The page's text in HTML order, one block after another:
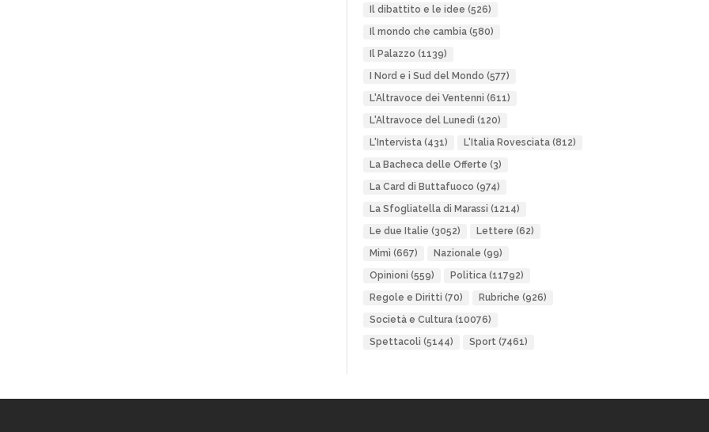
Il dibattito e le idee (526)
Il mondo che cambia(580)
Il Palazzo (1139)
I Nord e i Sud del Mondo (577)
L'Altravoce dei Ventenni (611)
L'Altravoce del Lunedì (120)
L'Intervista(431) L'Italia Rovesciata(812)
La Bacheca delle Offerte (3)
La Card di Buttafuoco (974)
La Sfogliatella di Marassi (1214)
Le due Italie (3052) Lettere (62)
Mimì (667) Nazionale (99)
Opinioni (559) Politica(11792)
Regole e Diritti (70) Rubriche (926)
Società e Cultura(10076)
Spettacoli (5144) Sport(7461)